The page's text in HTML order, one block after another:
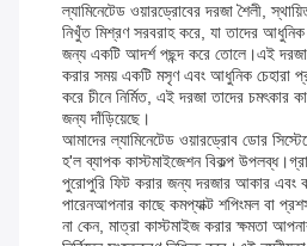
ল্যামিনেটেড ওয়ারড্রোবের দরজা শৈলী,
নিখুঁত মিশ্রণ সরবরাহ করে, যা তাদের
জন্য একটি আদর্শ পছন্দ করে তোলে।এই দরজা
করার সময় একটি মসৃণ এবং আধুনিক চেহারা
করে চীনে নির্মিত, এই দরজা তাদের চমৎকার
জন্য দাঁড়িয়েছে।
আমাদের ল্যামিনেটেড ওয়ারড্রোব ডোর
হ'ল ব্যাপক কাস্টমাইজেশন বিকল্প
পুরোপুরি ফিট করার জন্য দরজার আকার এবং
পারেনআপনার কাছে কমপ্যাক্ট শপিংমল বা
না কেন, মাত্রা কাস্টমাইজ করার ক্ষমতা